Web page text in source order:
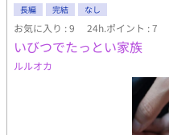
長編 完結 なし
お気に入り : 9 24h.ポイント : 7
いびつでたっとい家族
ルルオカ